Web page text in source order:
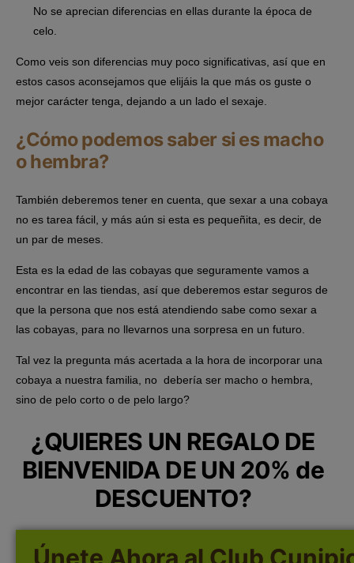
No se aprecian diferencias en ellas durante la época de
celo.
Como veis son diferencias muy poco significativas, así que en
estos casos aconsejamos que elijáis la que más os guste o
mejor carácter tenga, dejando a un lado el sexaje.
¿Cómo podemos saber si es macho
o hembra?
También deberemos tener en cuenta, que sexar a una cobaya
no es tarea fácil, y más aún si esta es pequeñita, es decir, de
un par de meses.
Esta es la edad de las cobayas que seguramente vamos a
encontrar en las tiendas, así que deberemos estar seguros de
que la persona que nos está atendiendo sabe como sexar a
las cobayas, para no llevarnos una sorpresa en un futuro.
Tal vez la pregunta más acertada a la hora de incorporar una
cobaya a nuestra familia, no debería ser macho o hembra,
sino de pelo corto o de pelo largo?
¿QUIERES UN REGALO DE
BIENVENIDA DE UN 20% de
DESCUENTO?